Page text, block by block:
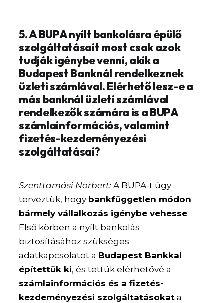
5. A BUPA nyílt bankolásra épülő
szolgáltatásait most csak azok
tudják igénybe venni, akik a
Budapest Banknál rendelkeznek
üzleti számlával. Elérhető lesz-e a
más banknál üzleti számlával
rendelkezők számára is a BUPA
számlainformációs, valamint
fizetés-kezdeményezési
szolgáltatásai?
Szenttamási Norbert: A BUPA-t úgy
terveztük, hogy bankfüggetlen módon
bármely vállalkozás igénybe vehesse.
Első körben a nyílt bankolás
biztosításához szükséges
adatkapcsolatot a Budapest Bankkal
építettük ki, és tettük elérhetővé a
számlainformációs és a fizetés-
kezdeményezési szolgáltatásokat a